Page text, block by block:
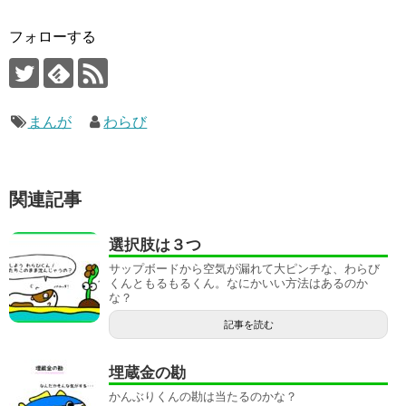
フォローする
まんが わらび
関連記事
選択肢は３つ
サップボードから空気が漏れて大ピンチな、わらび
くんともるもるくん。なにかいい方法はあるのか
な？
記事を読む
埋蔵金の勘
かんぶりくんの勘は当たるのかな？